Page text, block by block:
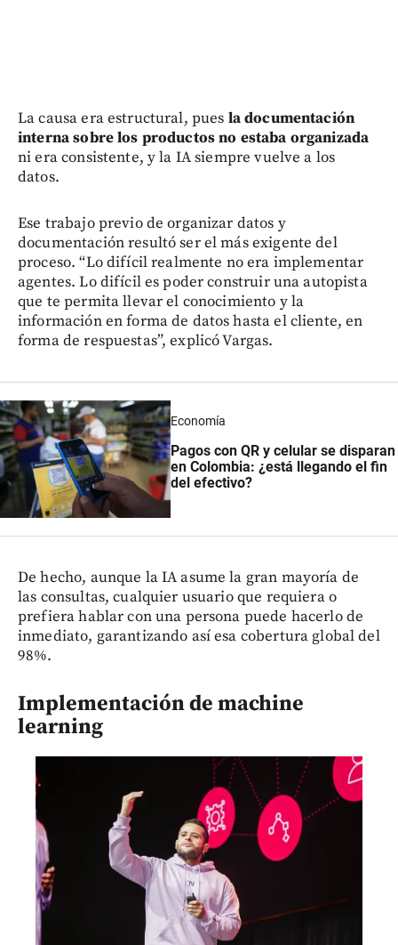
La causa era estructural, pues la documentación
interna sobre los productos no estaba organizada
ni era consistente, y la IA siempre vuelve a los
datos.
Ese trabajo previo de organizar datos y
documentación resultó ser el más exigente del
proceso. “Lo difícil realmente no era implementar
agentes. Lo difícil es poder construir una autopista
que te permita llevar el conocimiento y la
información en forma de datos hasta el cliente, en
forma de respuestas”, explicó Vargas.
Economía
Pagos con QR y celular se disparan
en Colombia: ¿está llegando el fin
del efectivo?
De hecho, aunque la IA asume la gran mayoría de
las consultas, cualquier usuario que requiera o
prefiera hablar con una persona puede hacerlo de
inmediato, garantizando así esa cobertura global del
98%.
Implementación de machine
learning